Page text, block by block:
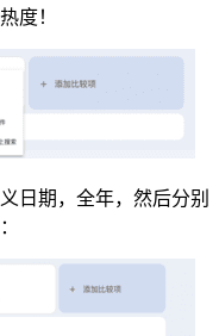
度！
日期，全年，然后分别